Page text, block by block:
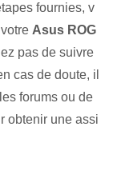
fournies, v
Asus ROG
pas de suivre
cas de doute, il
forums ou de
obtenir une assi